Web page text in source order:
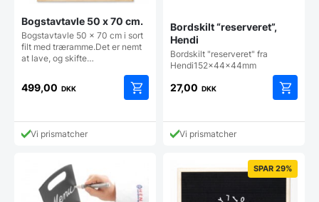
Bogstavtavle 50 x 70 cm.
Bogstavtavle 50 x 70 cm i sort
filt med træramme.Det er nemt
at lave, og skifte…
499,00 DKK
Vi prismatcher
Bordskilt “reserveret”,
Hendi
Bordskilt "reserveret" fra
Hendi152x44x44mm
27,00 DKK
Vi prismatcher
SPAR 29%